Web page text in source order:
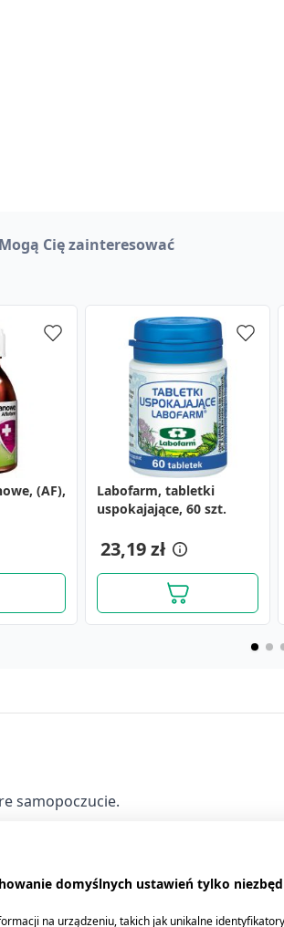
(AF),
Labofarm, tabletki
uspokajające, 60 szt.
23,19 zł
Mogą Cię zainteresować
Dobry Sen, tabletki, 30
szt.
10,09 zł
Hepason Complex,
kapsułki, 30 szt.
samopoczucie.
Jako uzupełnienie diety w
domyślnych ustawień tylko
na urządzeniu, takich jak unikalne